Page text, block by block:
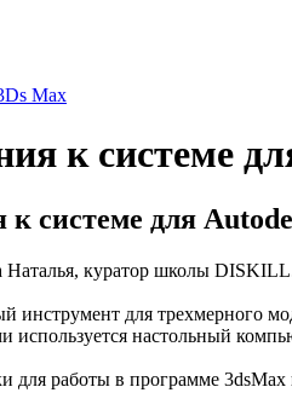
Max
к системе
к системе для
куратор школы DISKILL.
для трехмерного
используется настольный
для работы в программе 3dsMax